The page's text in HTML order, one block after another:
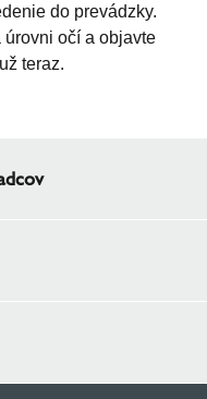
do prevádzky.
úrovni očí a objavte
teraz.